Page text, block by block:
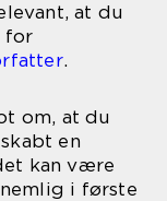
at du
for
.
om, at du
en
kan være
i første